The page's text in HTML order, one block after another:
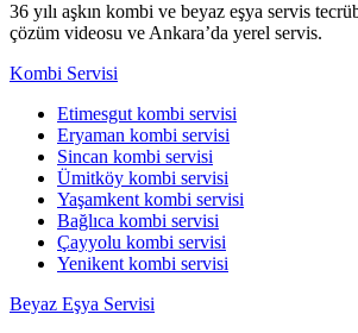
36 yılı aşkın kombi ve beyaz eşya servis
çözüm videosu ve Ankara’da yerel servis.
Kombi Servisi
Etimesgut kombi servisi
Eryaman kombi servisi
Sincan kombi servisi
Ümitköy kombi servisi
Yaşamkent kombi servisi
Bağlıca kombi servisi
Çayyolu kombi servisi
Yenikent kombi servisi
Beyaz Eşya Servisi